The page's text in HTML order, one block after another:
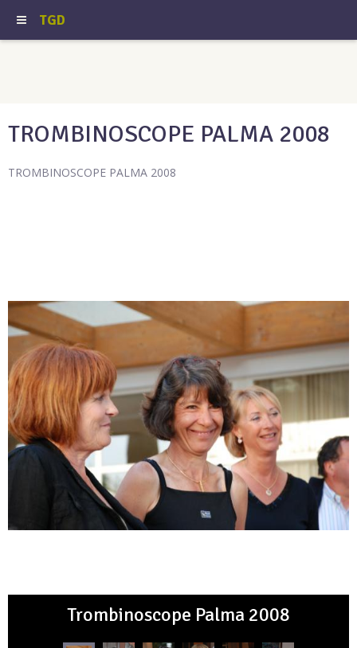
TGD
TROMBINOSCOPE PALMA 2008
TROMBINOSCOPE PALMA 2008
Trombinoscope Palma 2008